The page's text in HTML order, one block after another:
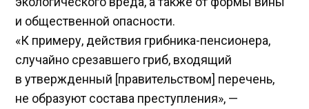
и общественной опасности.
«К примеру, действия грибника-пенсионера,
случайно срезавшего гриб, входящий
в утвержденный [правительством] перечень,
не образуют состава преступления», —